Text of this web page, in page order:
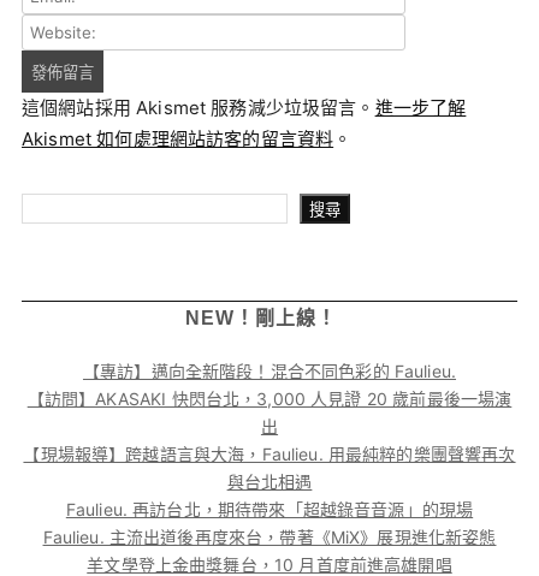
這個網站採用 Akismet 服務減少垃圾留言。 進一步了解
Akismet 如何處理網站訪客的留言資料 。
搜尋
NEW！剛上線！
【專訪】邁向全新階段！混合不同色彩的 Faulieu.
【訪問】AKASAKI 快閃台北，3,000 人見證 20 歲前最後一場演
出
【現場報導】跨越語言與大海，Faulieu. 用最純粹的樂團聲響再次
與台北相遇
Faulieu. 再訪台北，期待帶來「超越錄音音源」的現場
Faulieu. 主流出道後再度來台，帶著《MiX》展現進化新姿態
羊文學登上金曲獎舞台，10 月首度前進高雄開唱